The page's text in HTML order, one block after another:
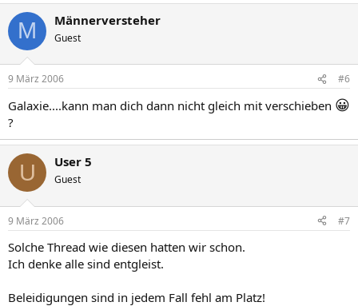
M Männerversteher
Guest
9 März 2006 #6
Galaxie....kann man dich dann nicht gleich mit verschieben 😀
?
U User 5
Guest
9 März 2006 #7
Solche Thread wie diesen hatten wir schon.
Ich denke alle sind entgleist.
Beleidigungen sind in jedem Fall fehl am Platz!